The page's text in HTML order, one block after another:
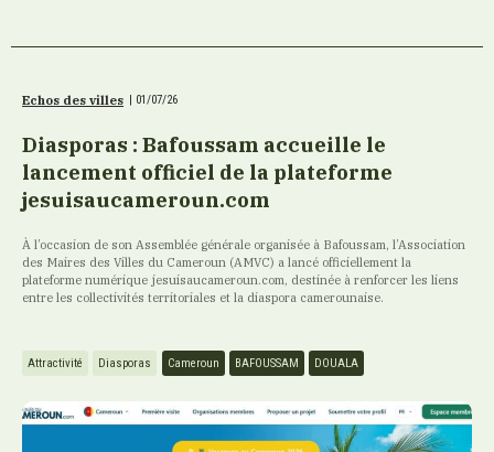
Echos des villes | 01/07/26
Diasporas : Bafoussam accueille le
lancement officiel de la plateforme
jesuisaucameroun.com
À l’occasion de son Assemblée générale organisée à Bafoussam, l’Association
des Maires des Villes du Cameroun (AMVC) a lancé officiellement la
plateforme numérique jesuisaucameroun.com, destinée à renforcer les liens
entre les collectivités territoriales et la diaspora camerounaise.
Attractivité Diasporas Cameroun BAFOUSSAM DOUALA